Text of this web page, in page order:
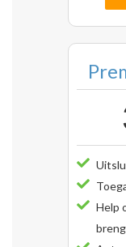
Help